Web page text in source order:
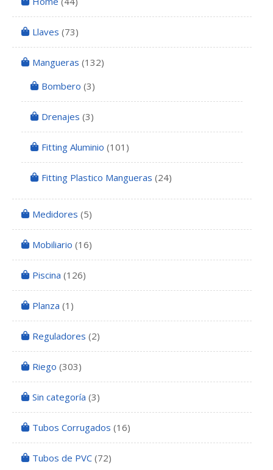
Llaves (73)
Mangueras (132)
Bombero (3)
Drenajes (3)
Fitting Aluminio (101)
Fitting Plastico Mangueras (24)
Medidores (5)
Mobiliario (16)
Piscina (126)
Planza (1)
Reguladores (2)
Riego (303)
Sin categoría (3)
Tubos Corrugados (16)
Tubos de PVC (72)